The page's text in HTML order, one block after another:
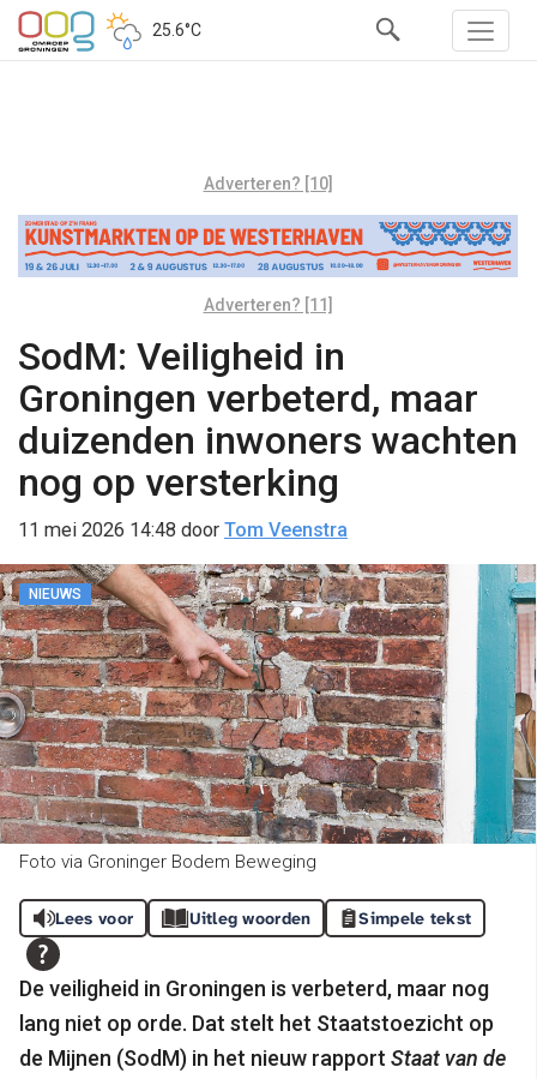
25.6°C
Adverteren? [10]
Adverteren? [11]
SodM: Veiligheid in
Groningen verbeterd, maar
duizenden inwoners wachten
nog op versterking
11 mei 2026 14:48 door Tom Veenstra
NIEUWS
Foto via Groninger Bodem Beweging
Lees voor Uitleg woorden Simpele tekst
De veiligheid in Groningen is verbeterd, maar nog
lang niet op orde. Dat stelt het Staatstoezicht op
de Mijnen (SodM) in het nieuw rapport Staat van de